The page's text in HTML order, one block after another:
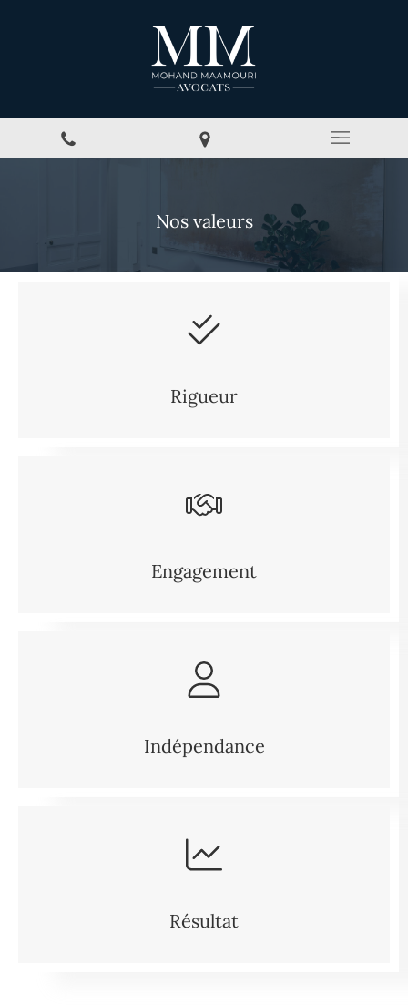
Nos valeurs
Rigueur
Engagement
Indépendance
Résultat